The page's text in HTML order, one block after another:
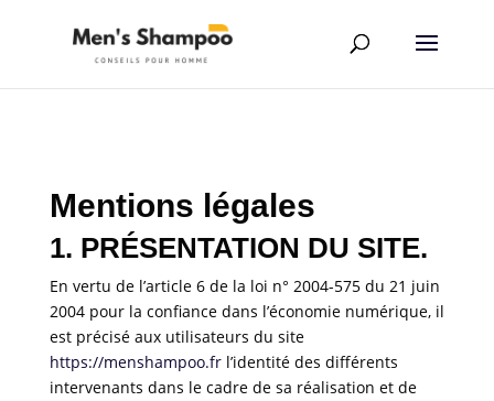
Mentions légales
1. PRÉSENTATION DU SITE.
En vertu de l’article 6 de la loi n° 2004-575 du 21 juin
2004 pour la confiance dans l’économie numérique, il
est précisé aux utilisateurs du site
https://menshampoo.fr l’identité des différents
intervenants dans le cadre de sa réalisation et de